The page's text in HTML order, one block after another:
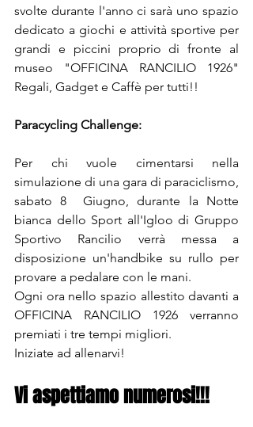
svolte durante l'anno ci sarà uno spazio
dedicato a giochi e attività sportive per
grandi e piccini proprio di fronte al
museo "OFFICINA RANCILIO 1926"
Regali, Gadget e Caffè per tutti!!
Paracycling Challenge:
Per chi vuole cimentarsi nella
simulazione di una gara di paraciclismo,
sabato 8  Giugno, durante la Notte
bianca dello Sport all'Igloo di Gruppo
Sportivo Rancilio verrà messa a
disposizione un'handbike su rullo per
provare a pedalare con le mani.
Ogni ora nello spazio allestito davanti a
OFFICINA RANCILIO 1926 verranno
premiati i tre tempi migliori.
Iniziate ad allenarvi!
Vi aspettiamo numerosi!!!